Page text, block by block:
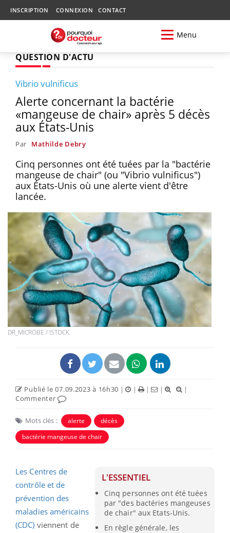
INSCRIPTION CONNEXION CONTACT
Menu
QUESTION D'ACTU
Vibrio vulnificus
Alerte concernant la bactérie
«mangeuse de chair» après 5 décès
aux États-Unis
Par Mathilde Debry
Cinq personnes ont été tuées par la "bactérie
mangeuse de chair" (ou "Vibrio vulnificus")
aux États-Unis où une alerte vient d'être
lancée.
DR_MICROBE / ISTOCK.
Publié le 07.09.2023 à 16h30 | | | |
|
Commenter
Mots clés : alerte
décès
bactérie mangeuse de chair
L'ESSENTIEL
Cinq personnes ont été tuées
par "des bactéries mangeuses
de chair" aux Etats-Unis.
En règle générale, les
Les Centres de
contrôle et de
prévention des
maladies américains
(CDC) viennent de